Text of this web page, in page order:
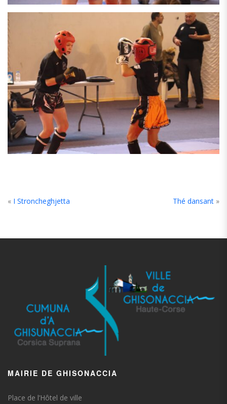
« I Stroncheghjetta Thé dansant »
MAIRIE DE GHISONACCIA
Place de l’Hôtel de ville